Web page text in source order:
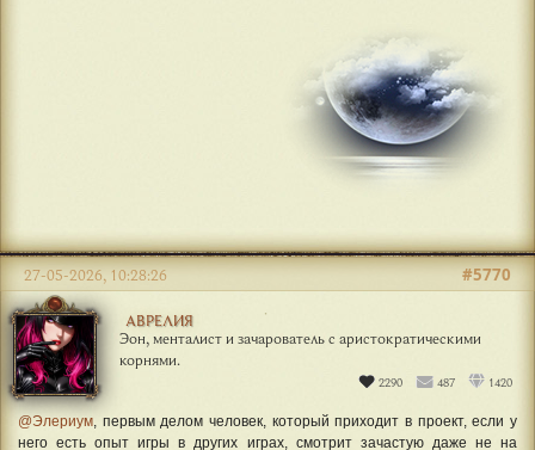
АВРЕЛИЯ
Эон, менталист и зачарователь с аристократическими
корнями.
2290 487 1420
#5770
27-05-2026, 10:28:26
@Элериум, первым делом человек, который приходит в проект, если у
него есть опыт игры в других играх, смотрит зачастую даже не на